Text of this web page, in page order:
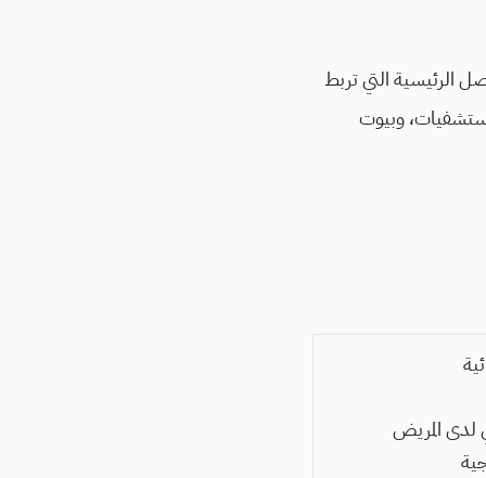
الرئيسية التي تربط
وبيوت
لدى المريض